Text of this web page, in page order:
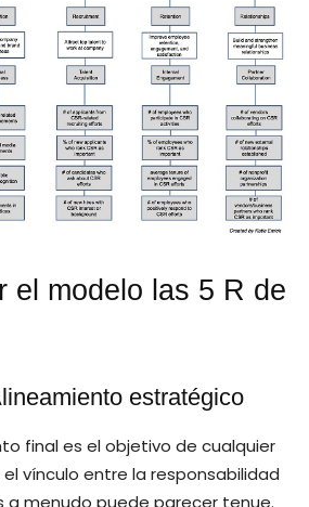
el modelo las 5 R de
estratégico
final es el objetivo de cualquier
el vínculo entre la responsabilidad
a menudo puede parecer tenue.